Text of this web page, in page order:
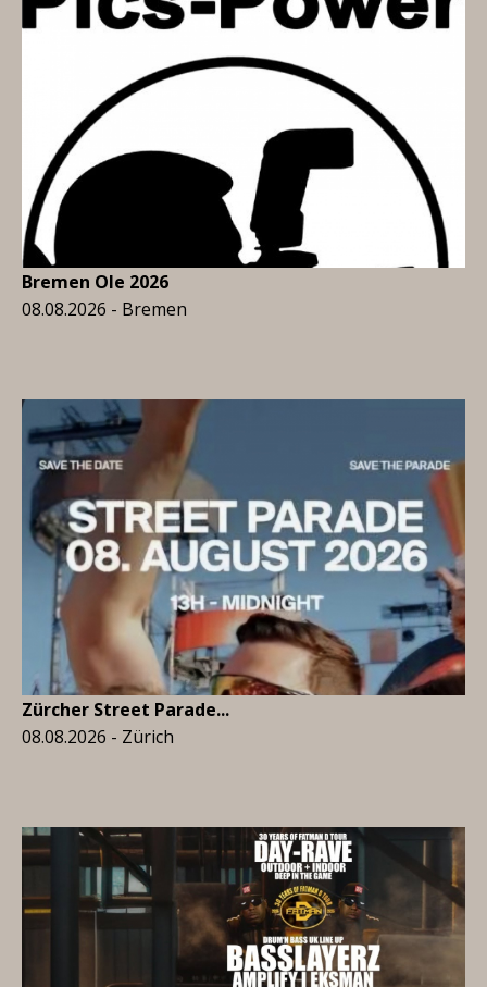
Bremen Ole 2026
08.08.2026 - Bremen
Zürcher Street Parade...
08.08.2026 - Zürich